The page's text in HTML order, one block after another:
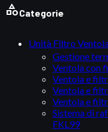
categoryCategorie
Unità Filtro
Gestione
Ventola con
Ventola e
Ventola e
Ventola e
Sistema di
FKL99